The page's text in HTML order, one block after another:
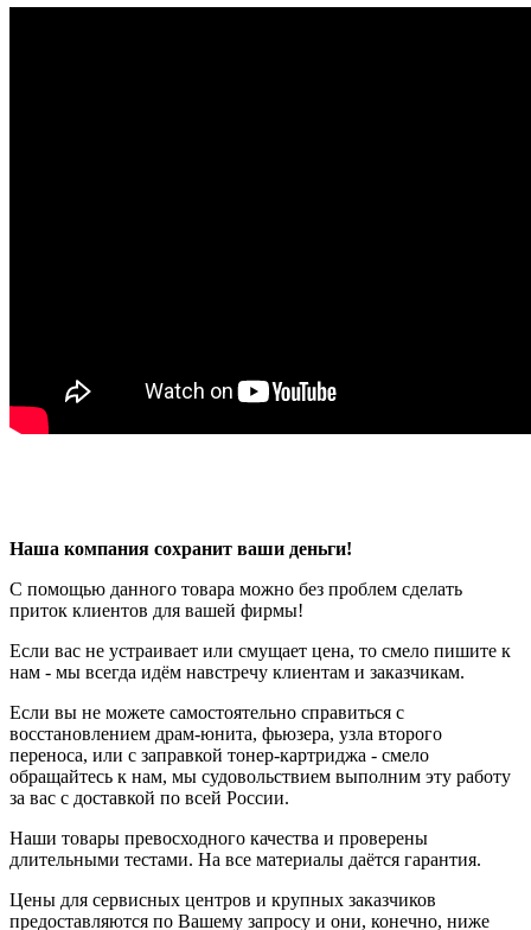
Наша компания сохранит ваши деньги!
С помощью данного товара можно без проблем сделать
приток клиентов для вашей фирмы!
Если вас не устраивает или смущает цена, то смело пишите к
нам - мы всегда идём навстречу клиентам и заказчикам.
Если вы не можете самостоятельно справиться с
восстановлением драм-юнита, фьюзера, узла второго
переноса, или с заправкой тонер-картриджа - смело
обращайтесь к нам, мы судовольствием выполним эту работу
за вас с доставкой по всей России.
Наши товары превосходного качества и проверены
длительными тестами. На все материалы даётся гарантия.
Цены для сервисных центров и крупных заказчиков
предоставляются по Вашему запросу и они, конечно, ниже